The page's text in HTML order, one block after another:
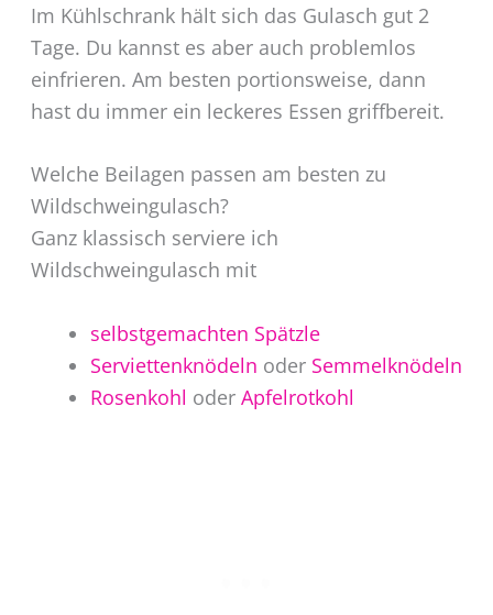
Im Kühlschrank hält sich das Gulasch gut 2
Tage. Du kannst es aber auch problemlos
einfrieren. Am besten portionsweise, dann
hast du immer ein leckeres Essen griffbereit.
Welche Beilagen passen am besten zu
Wildschweingulasch?
Ganz klassisch serviere ich
Wildschweingulasch mit
selbstgemachten Spätzle
Serviettenknödeln oder Semmelknödeln
Rosenkohl oder Apfelrotkohl